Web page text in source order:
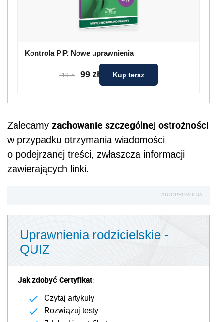
Kontrola PIP. Nowe uprawnienia
119 zł 99 zł Kup teraz
Zalecamy zachowanie szczególnej ostrożności
w przypadku otrzymania wiadomości
o podejrzanej treści, zwłaszcza informacji
zawierających linki.
AUTOPROMOCJA
Uprawnienia rodzicielskie -
QUIZ
Jak zdobyć Certyfikat:
Czytaj artykuły
Rozwiązuj testy